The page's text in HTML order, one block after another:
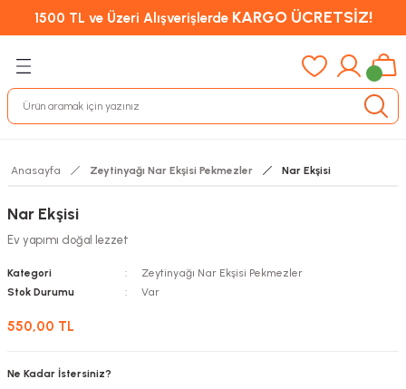
1500 TL ve Üzeri Alışverişlerde KARGO ÜCRETSİZ!
Anasayfa Zeytinyağı Nar Ekşisi Pekmezler Nar Ekşisi
Nar Ekşisi
Ev yapımı doğal lezzet
Kategori
Zeytinyağı Nar Ekşisi Pekmezler
Stok Durumu
Var
550,00 TL
Ne Kadar İstersiniz?